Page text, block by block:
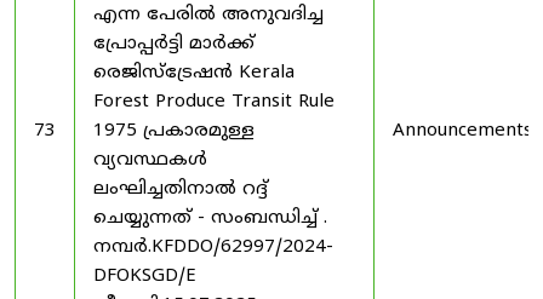
73
എന്ന പേരിൽ അനുവദിച്ച
പ്രോപ്പർട്ടി മാർക്ക്
രെജിസ്ട്രേഷൻ Kerala
Forest Produce Transit Rule
1975 പ്രകാരമുള്ള
വ്യവസ്ഥകൾ
ലംഘിച്ചതിനാൽ റദ്ദ്
ചെയ്യുന്നത് - സംബന്ധിച്ച് .
നമ്പർ.KFDDO/62997/2024-
DFOKSGD/E
Announcements